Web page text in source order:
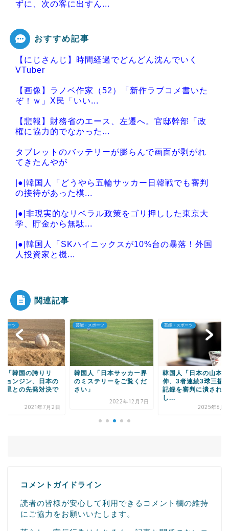
ずに、次の客に出すん...
Powered by livedoor 相互RSS
おすすめ記事
【にじさんじ】時間経過でどんどん沈んでいく
VTuber
【画像】ラノベ作家（52）「新作ラブコメ書いた
ぞ！ｗ」X民「いい...
【悲報】財務省のエース、左遷へ。官邸幹部「政
権に協力的でなかった...
タブレットのバッテリーが膨らんで画面が剥がれ
てきたんやが
|●|韓国人「どうやら五輪サッカー日韓戦でも審判
の接待があった模...
|●|非現実的なリベラル政策をゴリ押しした東京大
学、貯金から無駄...
|●|韓国人「SKハイニックスが10%台の暴落！外国
人投資家と機...
Powered by livedoor 相互RSS
関連記事
スポーツ
人「日本サッカー界
ステリーをご覧くだ
」
芸能・スポーツ
韓国人「日本の山本由
伸、3者連続3球三振の大
記録を審判に潰されて
芸能・スポーツ
韓国人「今日のホー
ンで日本の大谷翔平
てた記録をご覧くだ
い...
2023年7
コメントガイドライン
読者の皆様が安心して利用できるコメント欄の維持
にご協力をお願いいたします。